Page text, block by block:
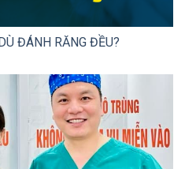
ĐÁNH RĂNG ĐỀU?